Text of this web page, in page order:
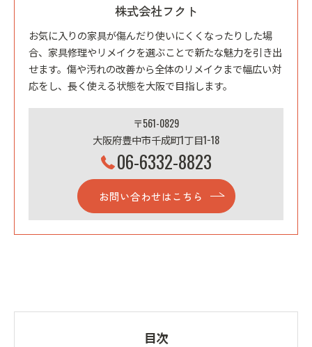
株式会社フクト
お気に入りの家具が傷んだり使いにくくなったりした場
合、家具修理やリメイクを選ぶことで新たな魅力を引き出
せます。傷や汚れの改善から全体のリメイクまで幅広い対
応をし、長く使える状態を大阪で目指します。
〒561-0829
大阪府豊中市千成町1丁目1−18
06-6332-8823
お問い合わせはこちら
目次